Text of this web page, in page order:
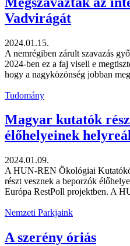
Vadvirágát
2024.01.15.
A nemrégiben zárult szavazás
2024-ben ez a faj viseli e
hogy a nagyközönség jobban
Tudomány
Magyar kutatók
élőhelyeinek
2024.01.09.
A HUN-REN Ökológiai
részt vesznek a beporzók
Európa RestPoll projektben. A
Nemzeti Parkjaink
A szerény óriás